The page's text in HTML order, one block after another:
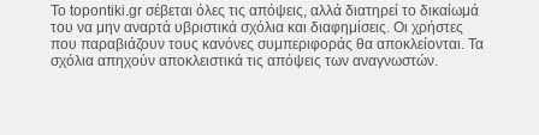
Το topontiki.gr σέβεται όλες τις απόψεις, αλλά διατηρεί το δικαίωμά
του να μην αναρτά υβριστικά σχόλια και διαφημίσεις. Οι χρήστες
που παραβιάζουν τους κανόνες συμπεριφοράς θα αποκλείονται. Τα
σχόλια απηχούν αποκλειστικά τις απόψεις των αναγνωστών.